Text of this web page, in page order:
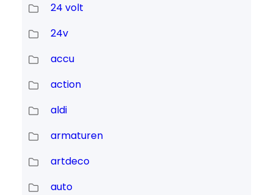
24 volt
24v
accu
action
aldi
armaturen
artdeco
auto